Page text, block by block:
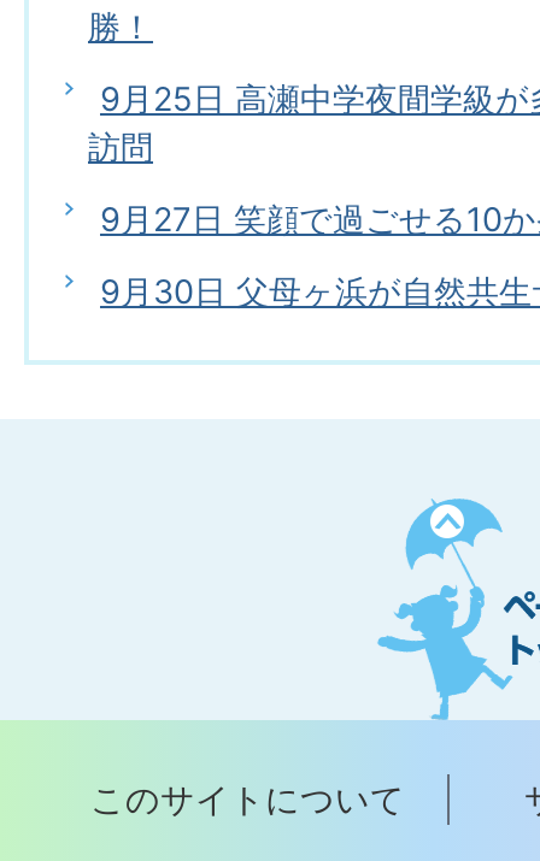
勝！
9月25日 高瀬中学夜間学級
訪問
9月27日 笑顔で過ごせる10
9月30日 父母ヶ浜が自然共
ペ
ー
ジ
ト
ッ
へ
このサイトについて